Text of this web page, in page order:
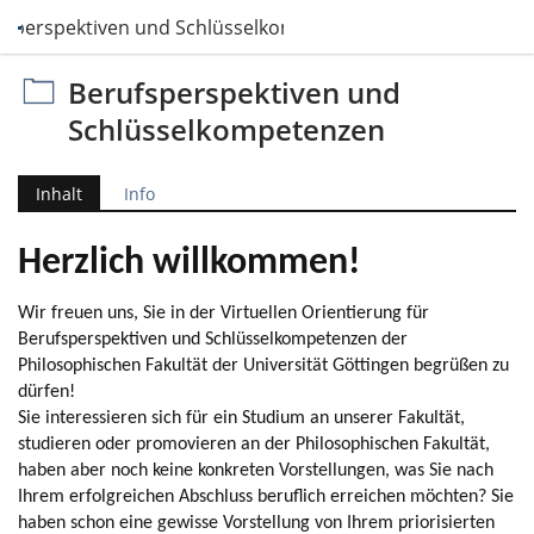
und Schlüsselkompetenzen
Berufsperspektiven und
Schlüsselkompetenzen
Inhalt Info
Herzlich willkommen!
Wir freuen uns, Sie in der Virtuellen Orientierung für
Berufsperspektiven und Schlüsselkompetenzen der
Philosophischen Fakultät der Universität Göttingen begrüßen zu
dürfen!
Sie interessieren sich für ein Studium an unserer Fakultät,
studieren oder promovieren an der Philosophischen Fakultät,
haben aber noch keine konkreten Vorstellungen, was Sie nach
Ihrem erfolgreichen Abschluss beruflich erreichen möchten? Sie
haben schon eine gewisse Vorstellung von Ihrem priorisierten